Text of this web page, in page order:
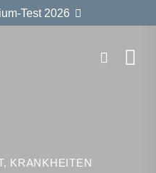
Test 2026
, KRANKHEITEN